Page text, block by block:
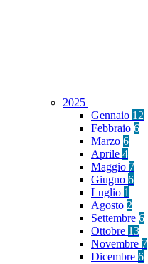
2025
Gennaio 12
Febbraio 6
Marzo 6
Aprile 4
Maggio 7
Giugno 6
Luglio 1
Agosto 2
Settembre 6
Ottobre 13
Novembre 7
Dicembre 6